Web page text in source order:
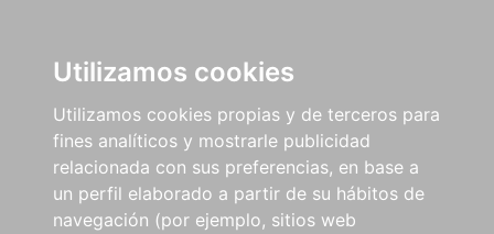
Utilizamos cookies
Utilizamos cookies propias y de terceros para
fines analíticos y mostrarle publicidad
relacionada con sus preferencias, en base a
un perfil elaborado a partir de su hábitos de
navegación (por ejemplo, sitios web